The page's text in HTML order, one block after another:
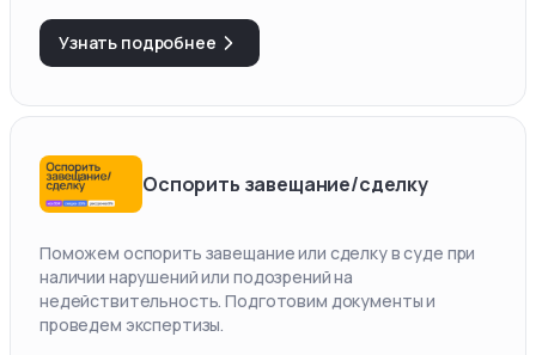
Узнать подробнее
Оспорить завещание/сделку
Поможем оспорить завещание или сделку в суде при
наличии нарушений или подозрений на
недействительность. Подготовим документы и
проведем экспертизы.